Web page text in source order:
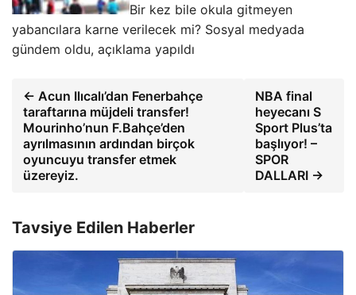
Bir kez bile okula gitmeyen
yabancılara karne verilecek mi? Sosyal medyada
gündem oldu, açıklama yapıldı
← Acun Ilıcalı’dan Fenerbahçe
taraftarına müjdeli transfer!
Mourinho’nun F.Bahçe’den
ayrılmasının ardından birçok
oyuncuyu transfer etmek
üzereyiz.
NBA final
heyecanı S
Sport Plus’ta
başlıyor! –
SPOR
DALLARI →
Tavsiye Edilen Haberler